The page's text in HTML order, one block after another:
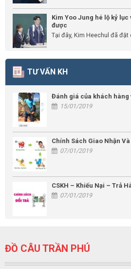
Kim Yoo Jung hé lộ kỷ
được
Tại đây, Kim Heechul đã đặt
TƯ VẤN KH
Đánh giá của khách hàng
15/01/2019
Chính Sách Giao Nhận
07/01/2019
CSKH – Khiếu Nại – Trả
07/01/2019
ĐỒ CÂU TRẦN PHÚ